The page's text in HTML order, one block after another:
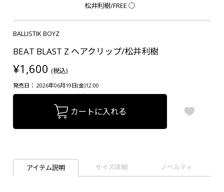
松井利樹/FREE ○
BALLISTIK BOYZ
BEAT BLAST Z ヘアクリップ/松井利樹
¥1,600 (税込)
発売日： 2026年06月19日(金)12:00
カートに入れる
アイテム説明 サイズ詳細 ノベルティ